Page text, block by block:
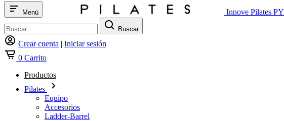
Menú Innove Pilates PY
Buscar
Crear cuenta | Iniciar sesión
0 Carrito
Productos
Pilates
Equipo
Accesorios
Ladder-Barrel